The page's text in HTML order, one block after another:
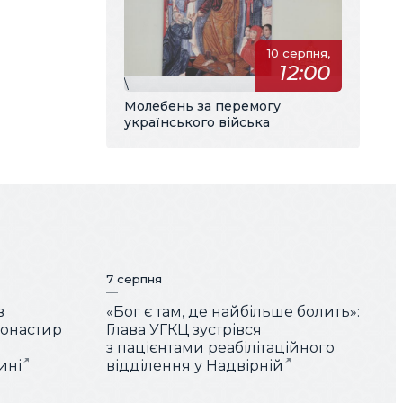
10 серпня,
12:00
\
Молебень за перемогу
українського війська
7 серпня
«Бог є там, де найбільше болить»:
Глава УГКЦ зустрівся
з пацієнтами реабілітаційного
відділення у Надвірній